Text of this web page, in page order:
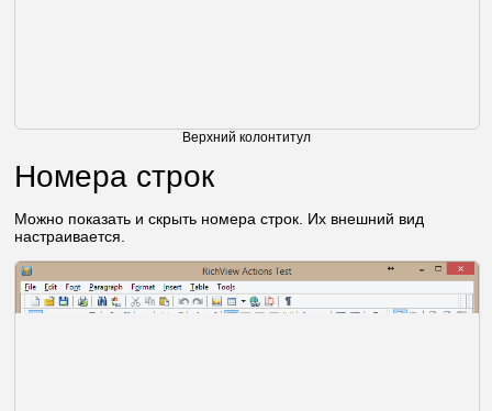
Верхний колонтитул
Номера строк
Можно показать и скрыть номера строк. Их внешний вид
настраивается.